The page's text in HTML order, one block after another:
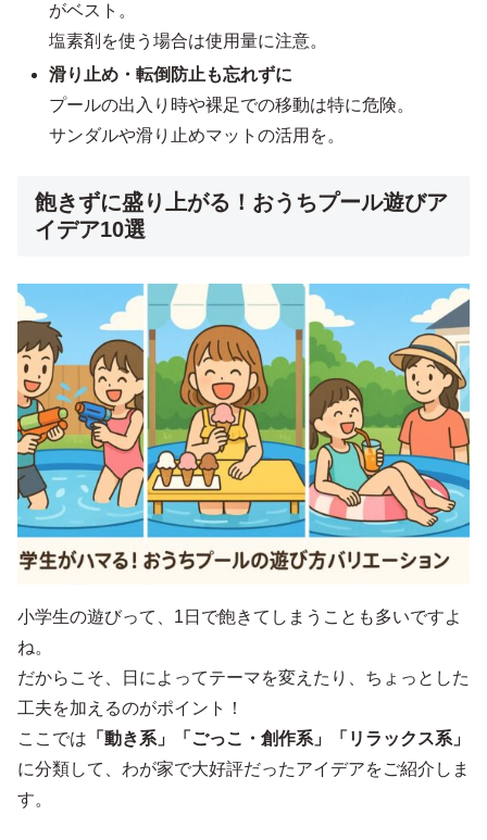
がベスト。
塩素剤を使う場合は使用量に注意。
滑り止め・転倒防止も忘れずに
プールの出入り時や裸足での移動は特に危険。
サンダルや滑り止めマットの活用を。
飽きずに盛り上がる！おうちプール遊びア
イデア10選
小学生の遊びって、1日で飽きてしまうことも多いですよ
ね。
だからこそ、日によってテーマを変えたり、ちょっとした
工夫を加えるのがポイント！
ここでは 「動き系」「ごっこ・創作系」「リラックス系」
に分類して、わが家で大好評だったアイデアをご紹介しま
す。